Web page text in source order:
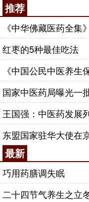
推荐
《中华佛藏医药全集
红枣的5种最佳吃法
《中国公民中医养
国家中医药局曝光一
王国强：中医药发展
东盟国家驻华大使在
最新
巧用药膳调失眠
二十四节气养生之立